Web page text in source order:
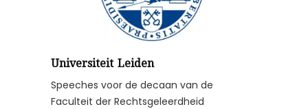
Universiteit Leiden
Speeches voor de decaan van de
Faculteit der Rechtsgeleerdheid